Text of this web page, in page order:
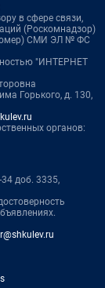
в сфере связи,
(Роскомнадзор)
номер) СМИ ЭЛ № ФС
"ИНТЕРНЕТ
Горького, д. 130,
органов:
доб. 3335,